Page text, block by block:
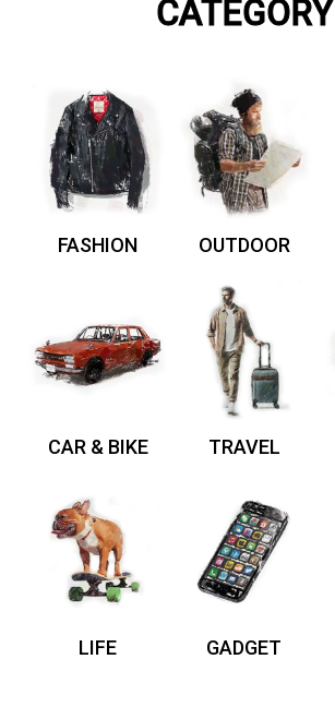
CATEGORY
FASHION OUTDOOR
CAR & BIKE TRAVEL
LIFE GADGET